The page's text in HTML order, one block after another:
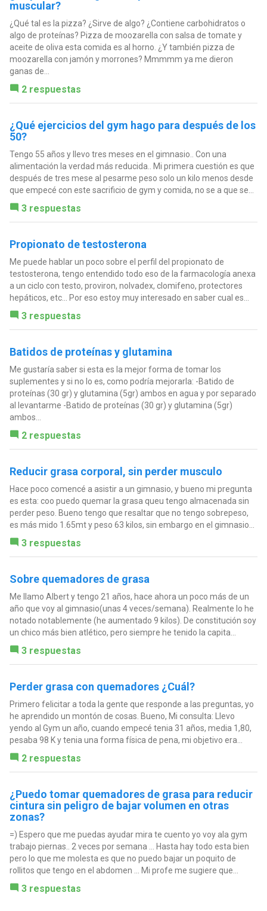
muscular?
¿Qué tal es la pizza? ¿Sirve de algo? ¿Contiene carbohidratos o
algo de proteínas? Pizza de moozarella con salsa de tomate y
aceite de oliva esta comida es al horno. ¿Y también pizza de
moozarella con jamón y morrones? Mmmmm ya me dieron
ganas de...
2 respuestas
¿Qué ejercicios del gym hago para después de los
50?
Tengo 55 años y llevo tres meses en el gimnasio.. Con una
alimentación la verdad más reducida.. Mi primera cuestión es que
después de tres mese al pesarme peso solo un kilo menos desde
que empecé con este sacrificio de gym y comida, no se a que se...
3 respuestas
Propionato de testosterona
Me puede hablar un poco sobre el perfil del propionato de
testosterona, tengo entendido todo eso de la farmacología anexa
a un ciclo con testo, proviron, nolvadex, clomifeno, protectores
hepáticos, etc... Por eso estoy muy interesado en saber cual es...
3 respuestas
Batidos de proteínas y glutamina
Me gustaría saber si esta es la mejor forma de tomar los
suplementes y si no lo es, como podría mejorarla: -Batido de
proteínas (30 gr) y glutamina (5gr) ambos en agua y por separado
al levantarme -Batido de proteínas (30 gr) y glutamina (5gr)
ambos...
2 respuestas
Reducir grasa corporal, sin perder musculo
Hace poco comencé a asistir a un gimnasio, y bueno mi pregunta
es esta: coo puedo quemar la grasa queu tengo almacenada sin
perder peso. Bueno tengo que resaltar que no tengo sobrepeso,
es más mido 1.65mt y peso 63 kilos, sin embargo en el gimnasio...
3 respuestas
Sobre quemadores de grasa
Me llamo Albert y tengo 21 años, hace ahora un poco más de un
año que voy al gimnasio(unas 4 veces/semana). Realmente lo he
notado notablemente (he aumentado 9 kilos). De constitución soy
un chico más bien atlético, pero siempre he tenido la capita...
3 respuestas
Perder grasa con quemadores ¿Cuál?
Primero felicitar a toda la gente que responde a las preguntas, yo
he aprendido un montón de cosas. Bueno, Mi consulta: Llevo
yendo al Gym un año, cuando empecé tenia 31 años, media 1,80,
pesaba 98 K y tenia una forma física de pena, mi objetivo era...
2 respuestas
¿Puedo tomar quemadores de grasa para reducir
cintura sin peligro de bajar volumen en otras
zonas?
=) Espero que me puedas ayudar mira te cuento yo voy ala gym
trabajo piernas.. 2 veces por semana ... Hasta hay todo esta bien
pero lo que me molesta es que no puedo bajar un poquito de
rollitos que tengo en el abdomen ... Mi profe me sugiere que...
3 respuestas